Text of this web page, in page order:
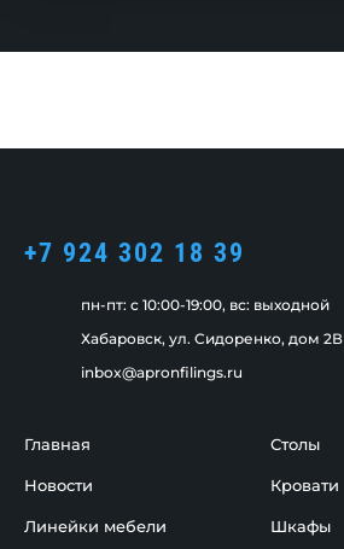
+7 924 302 18 39
пн-пт: c 10:00-19:00, вс: выходной
Хабаровск, ул. Сидоренко, дом 2В
inbox@apronfilings.ru
Главная
Новости
Линейки мебели
Столы
Кровати
Шкафы